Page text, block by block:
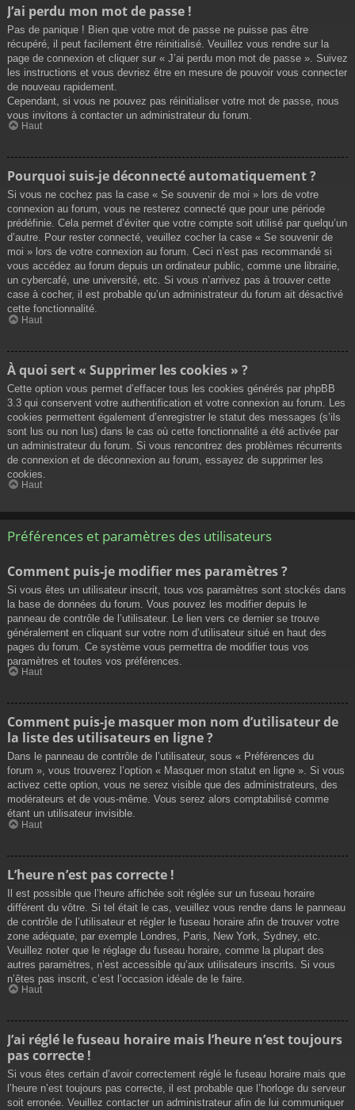
J’ai perdu mon mot de passe !
Pas de panique ! Bien que votre mot de passe ne puisse pas être
récupéré, il peut facilement être réinitialisé. Veuillez vous rendre sur la
page de connexion et cliquer sur « J’ai perdu mon mot de passe ». Suivez
les instructions et vous devriez être en mesure de pouvoir vous connecter
de nouveau rapidement.
Cependant, si vous ne pouvez pas réinitialiser votre mot de passe, nous
vous invitons à contacter un administrateur du forum.
Haut
Pourquoi suis-je déconnecté automatiquement ?
Si vous ne cochez pas la case « Se souvenir de moi » lors de votre
connexion au forum, vous ne resterez connecté que pour une période
prédéfinie. Cela permet d’éviter que votre compte soit utilisé par quelqu’un
d’autre. Pour rester connecté, veuillez cocher la case « Se souvenir de
moi » lors de votre connexion au forum. Ceci n’est pas recommandé si
vous accédez au forum depuis un ordinateur public, comme une librairie,
un cybercafé, une université, etc. Si vous n’arrivez pas à trouver cette
case à cocher, il est probable qu’un administrateur du forum ait désactivé
cette fonctionnalité.
Haut
À quoi sert « Supprimer les cookies » ?
Cette option vous permet d’effacer tous les cookies générés par phpBB
3.3 qui conservent votre authentification et votre connexion au forum. Les
cookies permettent également d’enregistrer le statut des messages (s’ils
sont lus ou non lus) dans le cas où cette fonctionnalité a été activée par
un administrateur du forum. Si vous rencontrez des problèmes récurrents
de connexion et de déconnexion au forum, essayez de supprimer les
cookies.
Haut
Préférences et paramètres des utilisateurs
Comment puis-je modifier mes paramètres ?
Si vous êtes un utilisateur inscrit, tous vos paramètres sont stockés dans
la base de données du forum. Vous pouvez les modifier depuis le
panneau de contrôle de l’utilisateur. Le lien vers ce dernier se trouve
généralement en cliquant sur votre nom d’utilisateur situé en haut des
pages du forum. Ce système vous permettra de modifier tous vos
paramètres et toutes vos préférences.
Haut
Comment puis-je masquer mon nom d’utilisateur de
la liste des utilisateurs en ligne ?
Dans le panneau de contrôle de l’utilisateur, sous « Préférences du
forum », vous trouverez l’option « Masquer mon statut en ligne ». Si vous
activez cette option, vous ne serez visible que des administrateurs, des
modérateurs et de vous-même. Vous serez alors comptabilisé comme
étant un utilisateur invisible.
Haut
L’heure n’est pas correcte !
Il est possible que l’heure affichée soit réglée sur un fuseau horaire
différent du vôtre. Si tel était le cas, veuillez vous rendre dans le panneau
de contrôle de l’utilisateur et régler le fuseau horaire afin de trouver votre
zone adéquate, par exemple Londres, Paris, New York, Sydney, etc.
Veuillez noter que le réglage du fuseau horaire, comme la plupart des
autres paramètres, n’est accessible qu’aux utilisateurs inscrits. Si vous
n’êtes pas inscrit, c’est l’occasion idéale de le faire.
Haut
J’ai réglé le fuseau horaire mais l’heure n’est toujours
pas correcte !
Si vous êtes certain d’avoir correctement réglé le fuseau horaire mais que
l’heure n’est toujours pas correcte, il est probable que l’horloge du serveur
soit erronée. Veuillez contacter un administrateur afin de lui communiquer